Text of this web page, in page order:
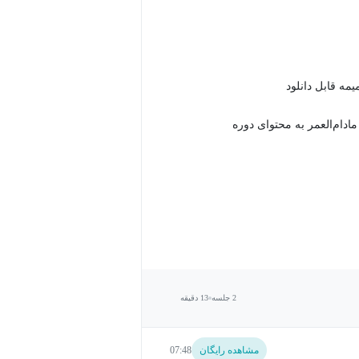
به محتوای دوره
2 جلسه 13 دقیقه
مشاهده رایگان 07:48